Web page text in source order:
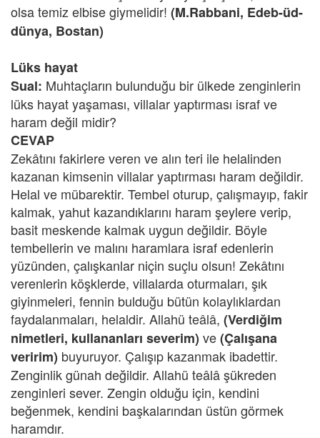
olsa temiz elbise giymelidir! (M.Rabbani, Edeb-üd-
dünya, Bostan)
Lüks hayat
Sual: Muhtaçların bulunduğu bir ülkede zenginlerin
lüks hayat yaşaması, villalar yaptırması israf ve
haram değil midir?
CEVAP
Zekâtını fakirlere veren ve alın teri ile helalinden
kazanan kimsenin villalar yaptırması haram değildir.
Helal ve mübarektir. Tembel oturup, çalışmayıp, fakir
kalmak, yahut kazandıklarını haram şeylere verip,
basit meskende kalmak uygun değildir. Böyle
tembellerin ve malını haramlara israf edenlerin
yüzünden, çalışkanlar niçin suçlu olsun! Zekâtını
verenlerin köşklerde, villalarda oturmaları, şık
giyinmeleri, fennin bulduğu bütün kolaylıklardan
faydalanmaları, helaldir. Allahü teâlâ, (Verdiğim
nimetleri, kullananları severim) ve(Çalışana
veririm) buyuruyor. Çalışıp kazanmak ibadettir.
Zenginlik günah değildir. Allahü teâlâ şükreden
zenginleri sever. Zengin olduğu için, kendini
beğenmek, kendini başkalarından üstün görmek
haramdır.